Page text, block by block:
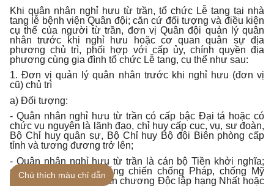
Khi quân nhân nghỉ hưu từ trần, tổ chức Lễ tang tại nhà
tang lễ bệnh viện Quân đội; căn cứ đối tượng và điều kiện
cụ thể của người từ trần, đơn vị Quân đội quản lý quân
nhân trước khi nghỉ hưu hoặc cơ quan quân sự địa
phương chủ trì, phối hợp với cấp ủy, chính quyền địa
phương cùng gia đình tổ chức Lễ tang, cụ thể như sau:
1. Đơn vị quản lý quân nhân trước khi nghỉ hưu (đơn vị
cũ) chủ trì
a) Đối tượng:
- Quân nhân nghỉ hưu từ trần có cấp bậc Đại tá hoặc có
chức vụ nguyên là lãnh đạo, chỉ huy cấp cục, vụ, sư đoàn,
Bộ Chỉ huy quân sự, Bộ Chỉ huy Bộ đội Biên phòng cấp
tỉnh và tương đương trở lên;
- Quân nhân nghỉ hưu từ trần là cán bộ Tiền khởi nghĩa;
cán bộ hoạt động kháng chiến chống Pháp, chống Mỹ
được tặng thưởng Huân chương Độc lập hạng Nhất hoặc
Chú thích màu chỉ dẫn